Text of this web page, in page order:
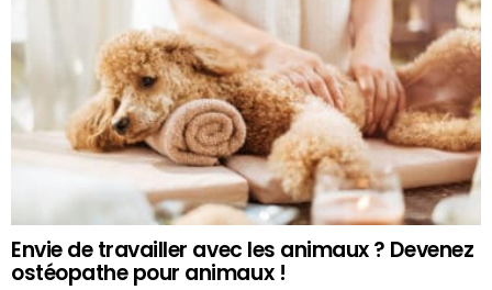
Envie de travailler avec les animaux ? Devenez
ostéopathe pour animaux !